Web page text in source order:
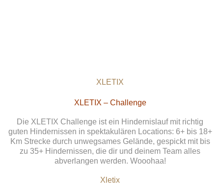
XLETIX
XLETIX – Challenge
Die XLETIX Challenge ist ein Hindernislauf mit richtig
guten Hindernissen in spektakulären Locations: 6+ bis 18+
Km Strecke durch unwegsames Gelände, gespickt mit bis
zu 35+ Hindernissen, die dir und deinem Team alles
abverlangen werden. Wooohaa!
Xletix